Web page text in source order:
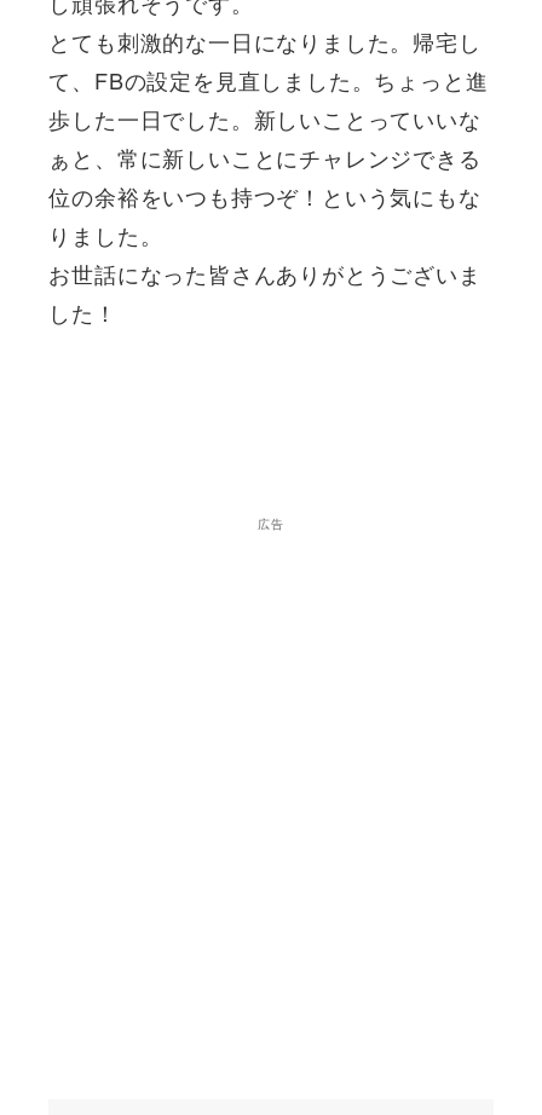
とても刺激的な一日になりました。帰宅し
て、FBの設定を見直しました。ちょっと進
歩した一日でした。新しいことっていいな
ぁと、常に新しいことにチャレンジできる
位の余裕をいつも持つぞ！という気にもな
りました。
お世話になった皆さんありがとうございま
した！
広告